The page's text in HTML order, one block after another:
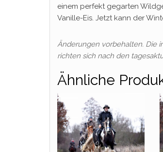
einem perfekt gegarten
Vanille-Eis. Jetzt kann der
Änderungen vorbehalten. Die
richten sich nach den
Ähnliche